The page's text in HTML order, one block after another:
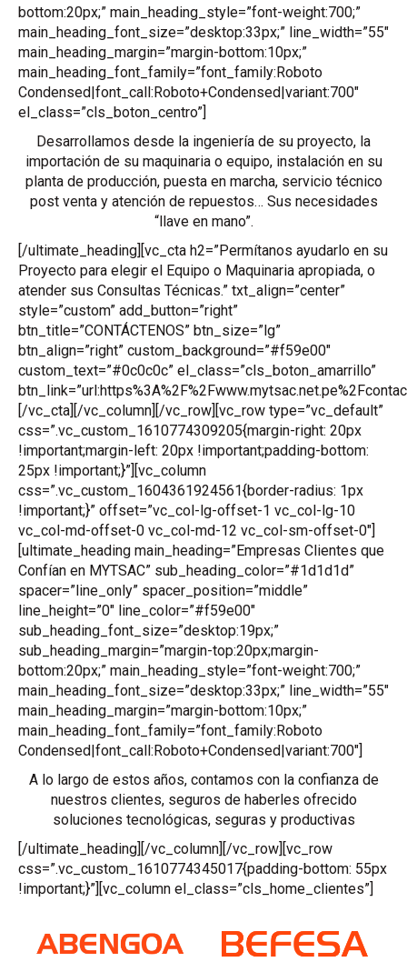
bottom:20px;” main_heading_style=”font-weight:700;”
main_heading_font_size=”desktop:33px;” line_width=”55″
main_heading_margin=”margin-bottom:10px;”
main_heading_font_family=”font_family:Roboto
Condensed|font_call:Roboto+Condensed|variant:700″
el_class=”cls_boton_centro”]
Desarrollamos desde la ingeniería de su proyecto, la
importación de su maquinaria o equipo, instalación en su
planta de producción, puesta en marcha, servicio técnico
post venta y atención de repuestos… Sus necesidades
“llave en mano”.
[/ultimate_heading][vc_cta h2=”Permítanos ayudarlo en su
Proyecto para elegir el Equipo o Maquinaria apropiada, o
atender sus Consultas Técnicas.” txt_align=”center”
style=”custom” add_button=”right”
btn_title=”CONTÁCTENOS” btn_size=”lg”
btn_align=”right” custom_background=”#f59e00″
custom_text=”#0c0c0c” el_class=”cls_boton_amarrillo”
[/vc_cta][/vc_column][/vc_row][vc_row type=”vc_default”
css=”.vc_custom_1610774309205{margin-right: 20px
!important;margin-left: 20px !important;padding-bottom:
25px !important;}”][vc_column
css=”.vc_custom_1604361924561{border-radius: 1px
!important;}” offset=”vc_col-lg-offset-1 vc_col-lg-10
vc_col-md-offset-0 vc_col-md-12 vc_col-sm-offset-0″]
[ultimate_heading main_heading=”Empresas Clientes que
Confían en MYTSAC” sub_heading_color=”#1d1d1d”
spacer=”line_only” spacer_position=”middle”
line_height=”0″ line_color=”#f59e00″
sub_heading_font_size=”desktop:19px;”
sub_heading_margin=”margin-top:20px;margin-
bottom:20px;” main_heading_style=”font-weight:700;”
main_heading_font_size=”desktop:33px;” line_width=”55″
main_heading_margin=”margin-bottom:10px;”
main_heading_font_family=”font_family:Roboto
Condensed|font_call:Roboto+Condensed|variant:700″]
A lo largo de estos años, contamos con la confianza de
nuestros clientes, seguros de haberles ofrecido
soluciones tecnológicas, seguras y productivas
[/ultimate_heading][/vc_column][/vc_row][vc_row
css=”.vc_custom_1610774345017{padding-bottom: 55px
!important;}”][vc_column el_class=”cls_home_clientes”]